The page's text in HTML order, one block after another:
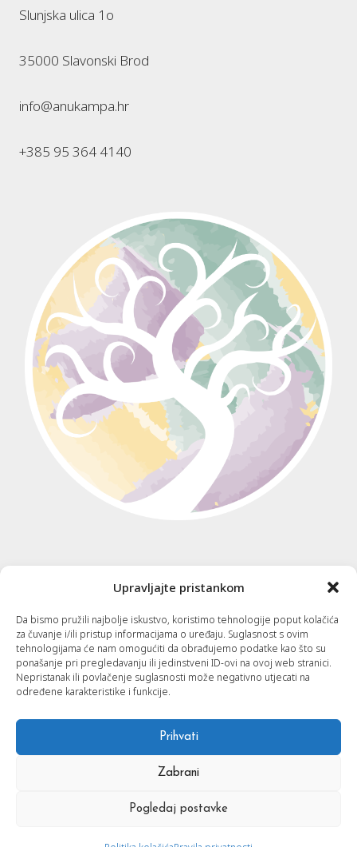
Upravljajte pristankom
Da bismo pružili najbolje iskustvo, koristimo tehnologije poput kolačića
za čuvanje i/ili pristup informacijama o uređaju. Suglasnost s ovim
tehnologijama će nam omogućiti da obrađujemo podatke kao što su
ponašanje pri pregledavanju ili jedinstveni ID-ovi na ovoj web stranici.
Nepristanak ili povlačenje suglasnosti može negativno utjecati na
određene karakteristike i funkcije.
Prihvati
Zabrani
Pogledaj postavke
Slunjska ulica 1o
35000 Slavonski Brod
info@anukampa.hr
+385 95 364 4140
Korisne informacije
Kontakt
Cjenik
Usluge